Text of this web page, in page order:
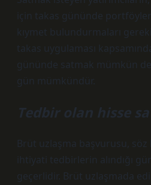
için takas gününde
kıymet bulundurmaları
takas uygulaması
gününde satmak mümkün
gün mümkündür.
Tedbir olan hisse
Brüt uzlaşma başvurusu,
ihtiyati tedbirlerin alındığı
geçerlidir. Brüt uzlaşmada